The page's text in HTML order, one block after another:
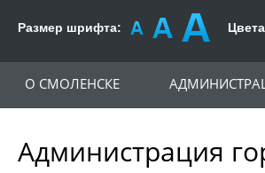
Размер шрифта:
Администрация
О СМОЛЕНСКЕ